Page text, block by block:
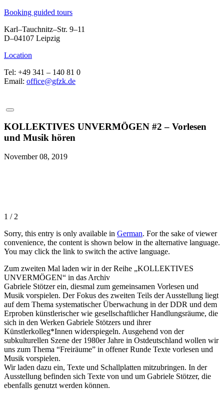
Booking guided tours
Karl–Tauchnitz–Str. 9–11
D–04107 Leipzig
Location
Tel: +49 341 – 140 81 0
Email: office@gfzk.de
KOLLEKTIVES UNVERMÖGEN #2 – Vorlesen
und Musik hören
November 08, 2019
1 / 2
Sorry, this entry is only available in German. For the sake of viewer
convenience, the content is shown below in the alternative language.
You may click the link to switch the active language.
Zum zweiten Mal laden wir in der Reihe „KOLLEKTIVES
UNVERMÖGEN“ in das Archiv
Gabriele Stötzer ein, diesmal zum gemeinsamen Vorlesen und
Musik vorspielen. Der Fokus des zweiten Teils der Ausstellung liegt
auf dem Thema systematischer Überwachung in der DDR und dem
Erproben künstlerischer wie gesellschaftlicher Handlungsräume, die
sich in den Werken Gabriele Stötzers und ihrer
Künstlerkolleg*Innen widerspiegeln. Ausgehend von der
subkulturellen Szene der 1980er Jahre in Ostdeutschland wollen wir
uns zum Thema “Freiräume” in offener Runde Texte vorlesen und
Musik vorspielen.
Wir laden dazu ein, Texte und Schallplatten mitzubringen. In der
Ausstellung befinden sich Texte von und um Gabriele Stötzer, die
ebenfalls genutzt werden können.